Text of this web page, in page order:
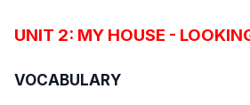
UNIT 2: MY HOUSE -
VOCABULARY